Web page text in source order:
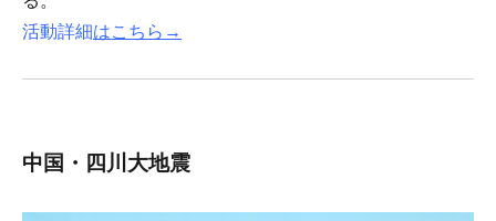
活動詳細はこちら→
中国・四川大地震